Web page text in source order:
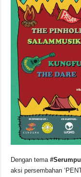
Dengan tema
aksi persembahan